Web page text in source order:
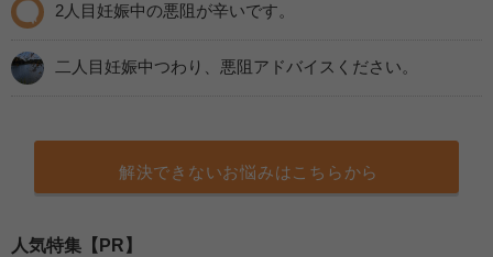
2人目妊娠中の悪阻が辛いです。
二人目妊娠中つわり、悪阻アドバイスください。
解決できないお悩みはこちらから
人気特集【PR】